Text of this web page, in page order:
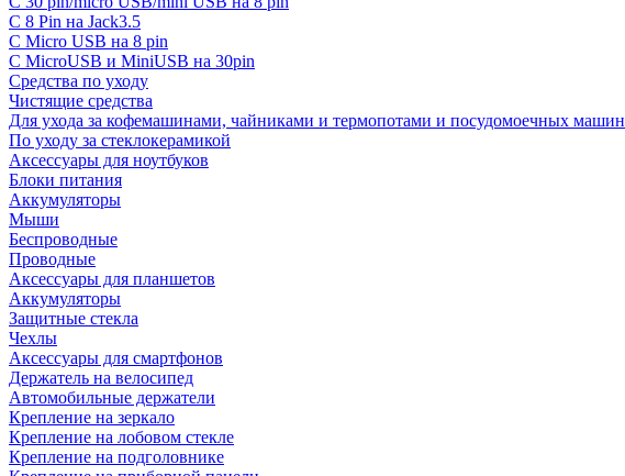
С 8 Pin на Jack3.5
С Micro USB на 8 pin
С MicroUSB и MiniUSB на 30pin
Средства по уходу
Чистящие средства
Для ухода за кофемашинами, чайниками и термопотами и посудомоечных машин
По уходу за стеклокерамикой
Аксессуары для ноутбуков
Блоки питания
Аккумуляторы
Мыши
Беспроводные
Проводные
Аксессуары для планшетов
Аккумуляторы
Защитные стекла
Чехлы
Аксессуары для смартфонов
Держатель на велосипед
Автомобильные держатели
Крепление на зеркало
Крепление на лобовом стекле
Крепление на подголовнике